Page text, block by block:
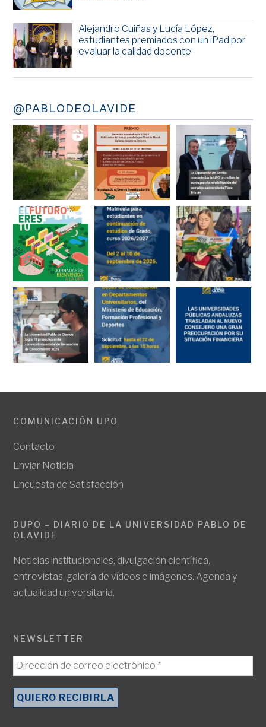
Alejandro Cuiñas y Lucía López,
estudiantes premiados con un iPad por
evaluar la calidad docente
@PABLODEOLAVIDE
COMUNICACIÓN UPO
Contacto
Enviar Noticia
Encuesta de Satisfacción
DUPO – DIARIO DE LA UNIVERSIDAD PABLO DE
OLAVIDE
Noticias institucionales, divulgación científica,
entrevistas, galería de vídeos e imágenes. Agenda y
actualidad universitaria.
NEWSLETTER